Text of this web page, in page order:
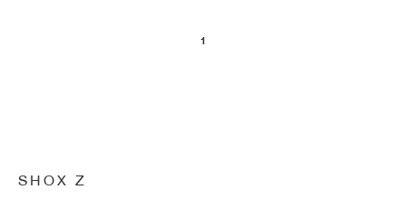
1
SHOX Z